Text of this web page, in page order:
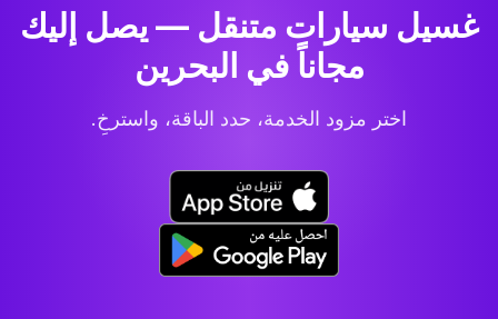
غسيل سيارات متنقل — يصل إليك
مجاناً في البحرين
اختر مزود الخدمة، حدد الباقة، واسترخِ.